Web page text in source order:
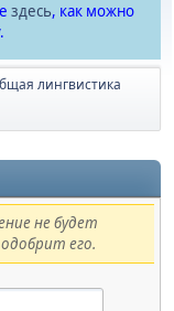
здесь, как можно
лингвистика
не будет
его.